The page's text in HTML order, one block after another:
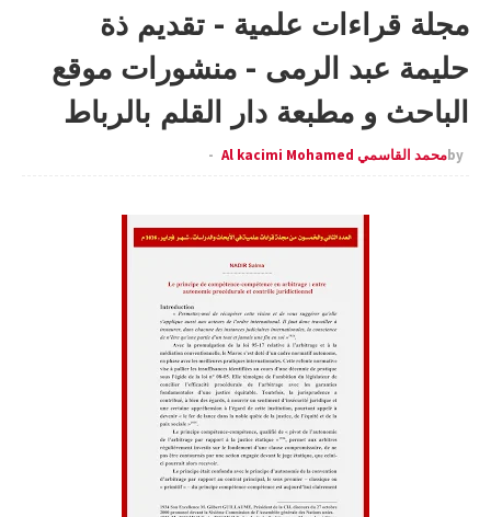
مجلة قراءات علمية - تقديم ذة
حليمة عبد الرمى - منشورات موقع
الباحث و مطبعة دار القلم بالرباط
byمحمد القاسمي Al kacimi Mohamed